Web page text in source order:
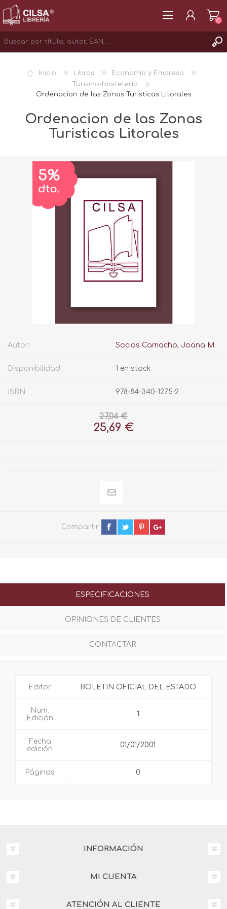
INICIAR SESIÓN
(0)
Inicio Libros
Economía y Empresa
Turismo-hosteleria
Ordenacion de las Zonas Turisticas Litorales
Ordenacion de las Zonas
Turisticas Litorales
Autor: Socias Camacho, Joana M.
Disponibilidad: 1 en stock
ISBN: 978-84-340-1275-2
27,04 €
25,69 €
Compartir
ESPECIFICACIONES
OPINIONES DE CLIENTES
CONTACTAR
Editor BOLETIN OFICIAL DEL ESTADO
Num.
Edición
1
Fecha
edición
01/01/2001
Páginas 0
INFORMACIÓN
MI CUENTA
ATENCIÓN AL CLIENTE